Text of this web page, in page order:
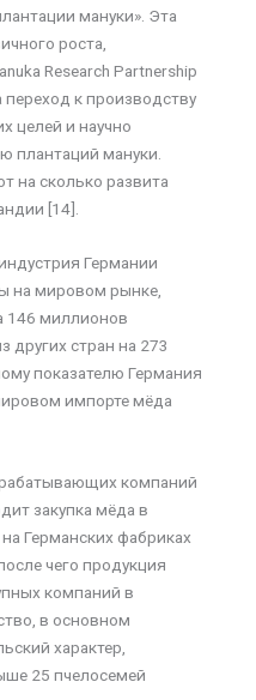
мануки». Эта
роста,
Research Partnership
к производству
целей и научно
плантаций мануки.
на сколько развита
[14].
Германии
на мировом рынке,
146 миллионов
других стран на 273
показателю Германия
импорте мёда
компаний
закупка мёда в
Германских фабриках
чего продукция
компаний в
в основном
характер,
25 пчелосемей